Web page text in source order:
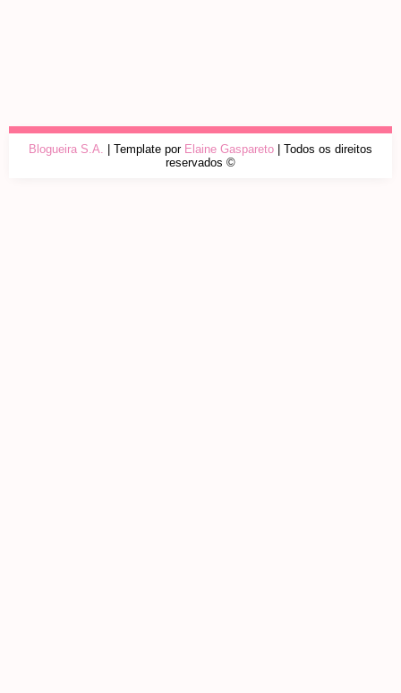
Blogueira S.A. | Template por Elaine Gaspareto | Todos os direitos
reservados ©